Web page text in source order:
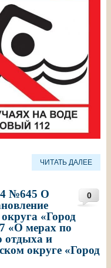
ЧИТАТЬ ДАЛЕЕ
0
№645 О
«Город
«О мерах по
отдыха и
округе «Город